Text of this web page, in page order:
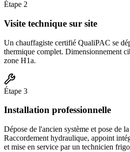
Étape 2
Visite technique sur site
Un chauffagiste certifié QualiPAC se
thermique complet. Dimensionnement
zone H1a.
Étape 3
Installation professionnelle
Dépose de l'ancien système et pose de
Raccordement hydraulique, appoint
et mise en service par un technicien